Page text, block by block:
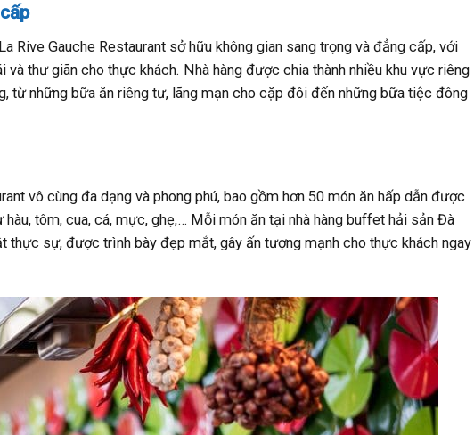
Rive Gauche Restaurant sở hữu không gian sang trọng và đẳng cấp, với
thư giãn cho thực khách. Nhà hàng được chia thành nhiều khu vực riêng
từ những bữa ăn riêng tư, lãng mạn cho cặp đôi đến những bữa tiệc đông
vô cùng đa dạng và phong phú, bao gồm hơn 50 món ăn hấp dẫn được
tôm, cua, cá, mực, ghẹ,… Mỗi món ăn tại nhà hàng buffet hải sản Đà
thực sự, được trình bày đẹp mắt, gây ấn tượng mạnh cho thực khách ngay